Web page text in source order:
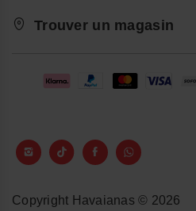
Trouver un magasin
Copyright Havaianas © 2026